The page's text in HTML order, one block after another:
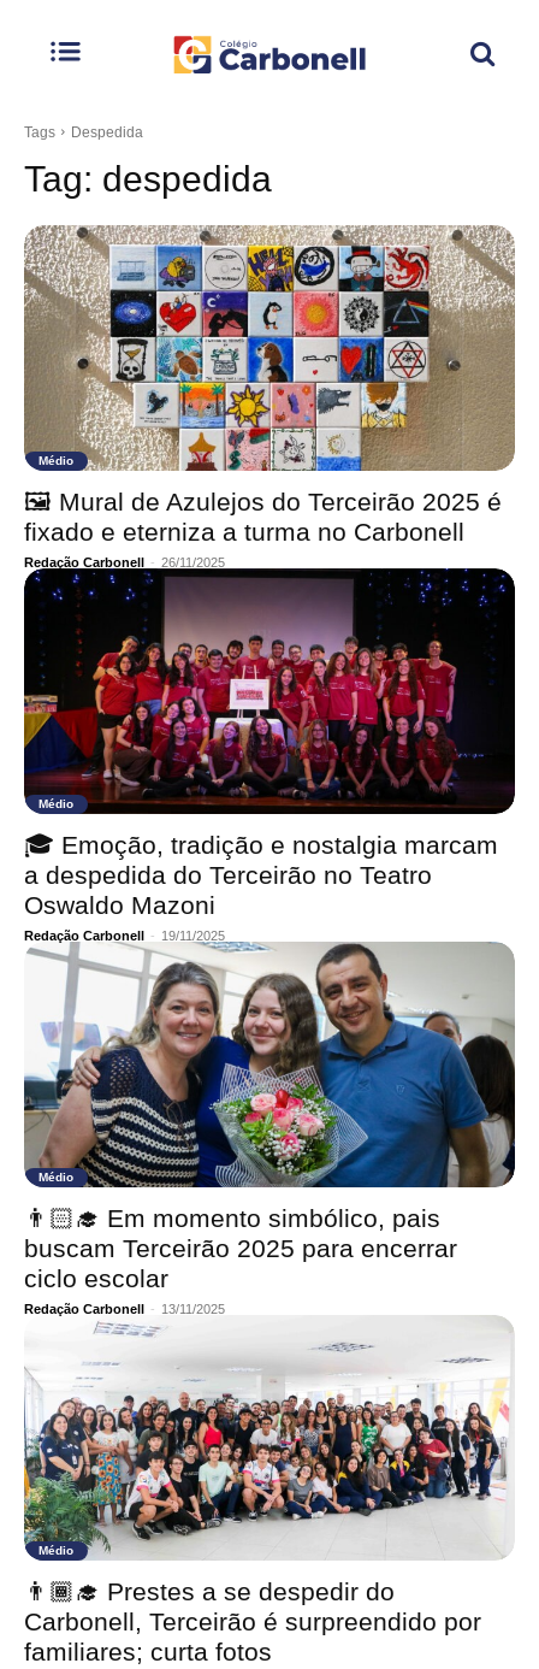
Tags Despedida
Tag: despedida
Médio
🖼️ Mural de Azulejos do Terceirão 2025 é
fixado e eterniza a turma no Carbonell
Redação Carbonell - 26/11/2025
Médio
🎓 Emoção, tradição e nostalgia marcam
a despedida do Terceirão no Teatro
Oswaldo Mazoni
Redação Carbonell - 19/11/2025
Médio
👨🏻‍🎓 Em momento simbólico, pais
buscam Terceirão 2025 para encerrar
ciclo escolar
Redação Carbonell - 13/11/2025
Médio
👨🏾‍🎓 Prestes a se despedir do
Carbonell, Terceirão é surpreendido por
familiares; curta fotos